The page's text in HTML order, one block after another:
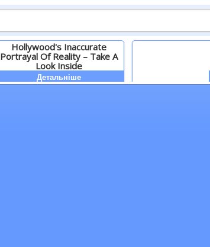
Hollywood's Inaccurate
Portrayal Of Reality – Take A
Look Inside
Детальніше